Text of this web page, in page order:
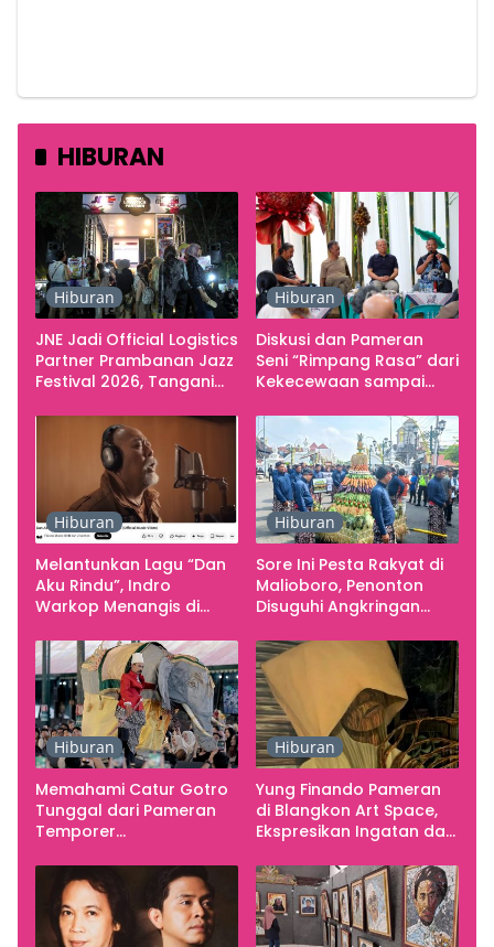
HIBURAN
Hiburan
JNE Jadi Official Logistics
Partner Prambanan Jazz
Festival 2026, Tangani
Kebutuhan Konser
Hiburan
Diskusi dan Pameran
Seni “Rimpang Rasa” dari
Kekecewaan sampai
Yogyakarta sebagai
Pusat Pergerakan Seni
Rupa Indonesia
Hiburan
Melantunkan Lagu “Dan
Aku Rindu”, Indro
Warkop Menangis di
Hiburan
Sore Ini Pesta Rakyat di
Malioboro, Penonton
Disuguhi Angkringan
Hiburan
Memahami Catur Gotro
Tunggal dari Pameran
Temporer
Hiburan
Yung Finando Pameran
di Blangkon Art Space,
Ekspresikan Ingatan dan